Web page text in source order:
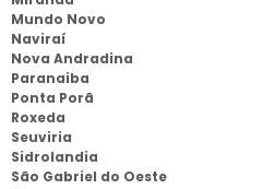
Mundo Novo
Naviraí
Nova Andradina
Paranaiba
Ponta Porã
Roxeda
Seuviria
Sidrolandia
São Gabriel do Oeste